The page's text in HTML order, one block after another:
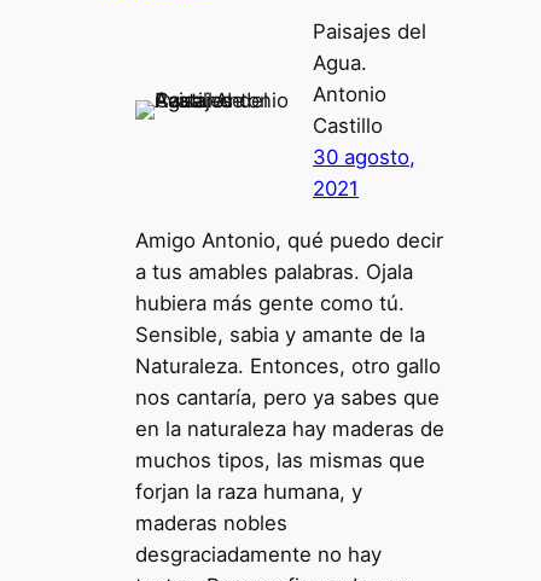
Paisajes del
Agua.
Antonio
Castillo
30 agosto,
2021
Amigo Antonio, qué puedo decir
a tus amables palabras. Ojala
hubiera más gente como tú.
Sensible, sabia y amante de la
Naturaleza. Entonces, otro gallo
nos cantaría, pero ya sabes que
en la naturaleza hay maderas de
muchos tipos, las mismas que
forjan la raza humana, y
maderas nobles
desgraciadamente no hay